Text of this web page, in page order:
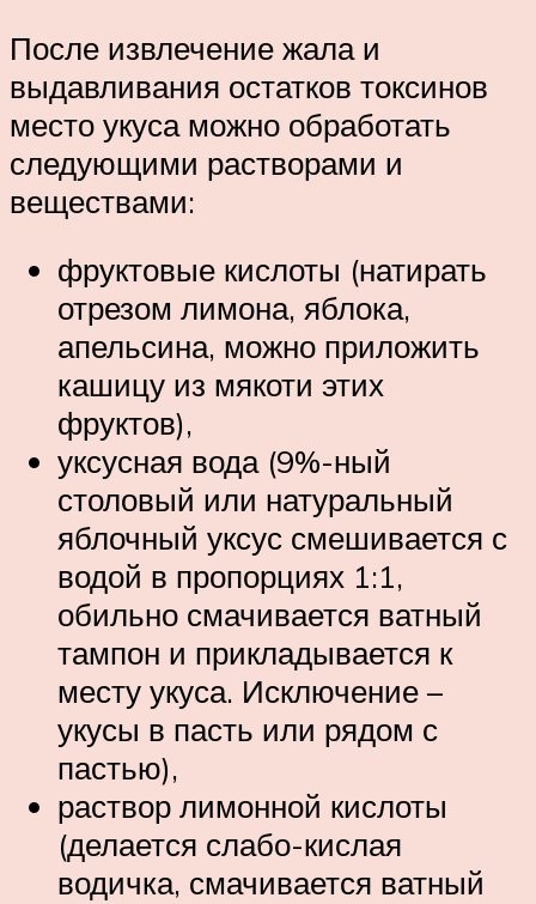
После извлечение жала и
выдавливания остатков токсинов
место укуса можно обработать
следующими растворами и
веществами:
фруктовые кислоты (натирать
отрезом лимона, яблока,
апельсина, можно приложить
кашицу из мякоти этих
фруктов),
уксусная вода (9%-ный
столовый или натуральный
яблочный уксус смешивается с
водой в пропорциях 1:1,
обильно смачивается ватный
тампон и прикладывается к
месту укуса. Исключение –
укусы в пасть или рядом с
пастью),
раствор лимонной кислоты
(делается слабо-кислая
водичка, смачивается ватный